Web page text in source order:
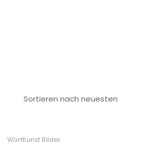
WortKunst Bilder